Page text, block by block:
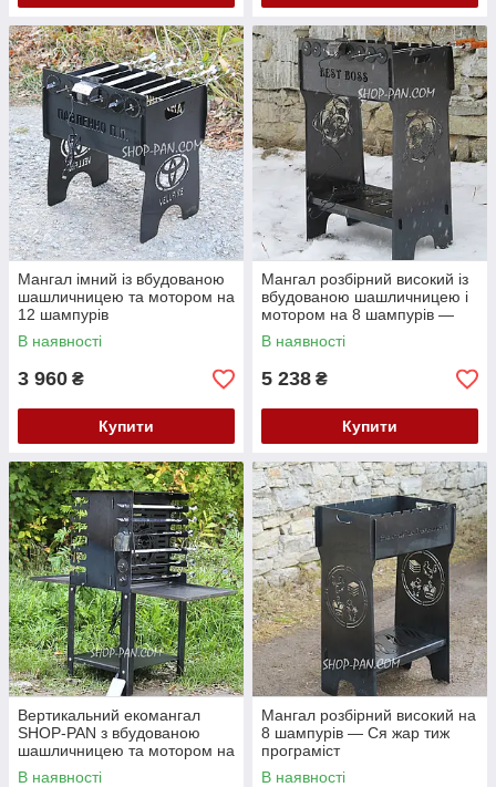
Мангал імний із вбудованою
шашличницею та мотором на
12 шампурів
В наявності
3 960 ₴
Купити
Мангал розбірний високий із
вбудованою шашличницею і
мотором на 8 шампурів —
Best Boss
В наявності
5 238 ₴
Купити
Вертикальний екомангал
SHOP-PAN з вбудованою
шашличницею та мотором на
ніжках
В наявності
Мангал розбірний високий на
8 шампурів — Ся жар тиж
програміст
В наявності